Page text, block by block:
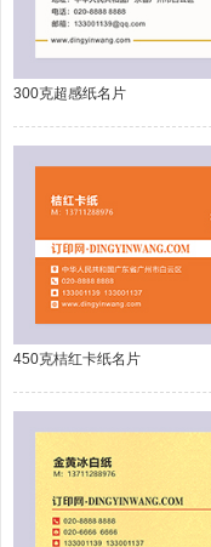
300克超感纸名片
450克桔红卡纸名片